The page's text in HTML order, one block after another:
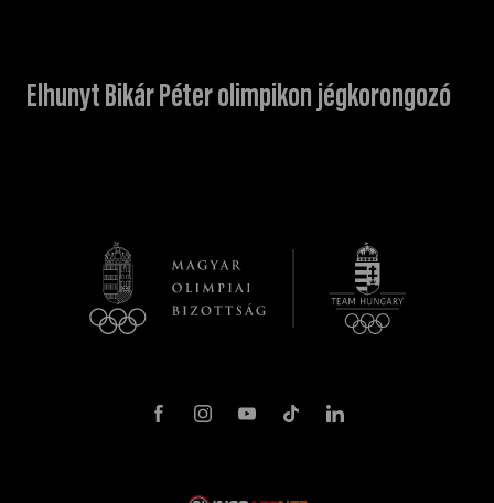
Elhunyt Bikár Péter olimpikon jégkorongozó